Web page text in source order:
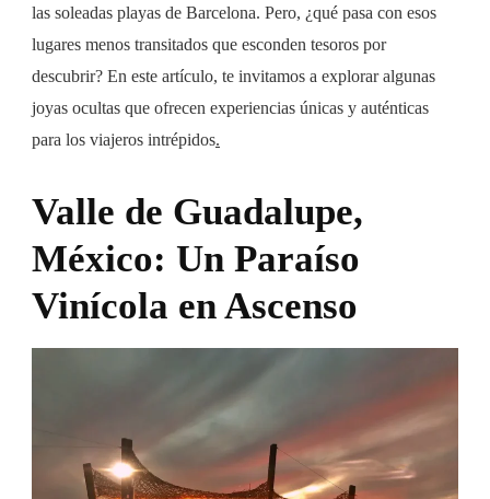
las soleadas playas de Barcelona. Pero, ¿qué pasa con esos
lugares menos transitados que esconden tesoros por
descubrir? En este artículo, te invitamos a explorar algunas
joyas ocultas que ofrecen experiencias únicas y auténticas
para los viajeros intrépidos.
Valle de Guadalupe,
México: Un Paraíso
Vinícola en Ascenso